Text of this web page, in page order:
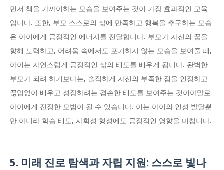
먼저 책을 가까이하는 모습을 보여주는 것이 가장 효과적인 교육
입니다. 또한, 부모 스스로의 삶에 만족하고 행복을 추구하는 모습
은 아이에게 긍정적인 에너지를 전달합니다. 부모가 자신의 꿈을
향해 노력하고, 어려움 속에서도 포기하지 않는 모습을 보여줄 때,
아이는 자연스럽게 긍정적인 삶의 태도를 배우게 됩니다. 완벽한
부모가 되려 하기보다는, 솔직하게 자신의 부족한 점을 인정하고
끊임없이 배우고 성장하려는 겸손한 태도를 보여주는 것이야말로
아이에게 진정한 모범이 될 수 있습니다. 이는 아이의 인성 발달뿐
만 아니라 학습 태도, 사회성 형성에도 긍정적인 영향을 미칩니다.
5. 미래 진로 탐색과 자립 지원: 스스로 빛나